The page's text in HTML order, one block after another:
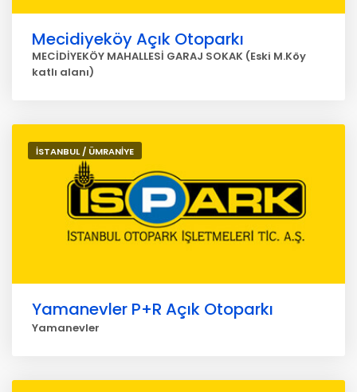
Mecidiyeköy Açık Otoparkı
MECİDİYEKÖY MAHALLESİ GARAJ SOKAK (Eski M.Köy
katlı alanı)
İSTANBUL / ÜMRANİYE
Yamanevler P+R Açık Otoparkı
Yamanevler